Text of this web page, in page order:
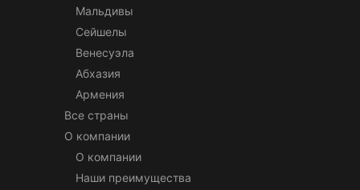
Мальдивы
Сейшелы
Венесуэла
Абхазия
Армения
Все страны
О компании
О компании
Наши преимущества